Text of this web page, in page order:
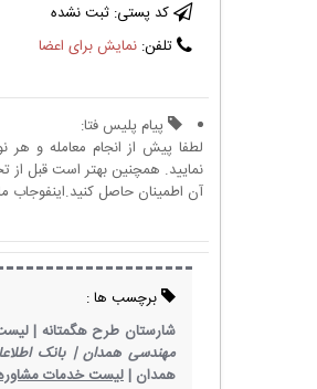
کد پستی: ثبت نشده
تلفن: نمایش برای اعضا
پیام پلیس فتا:
لطفا پیش از انجام معامله و
نمایید. همچنین بهتر است قبل از
آن اطمینان حاصل کنید.اینفوجاب
برچسب ها :
شارستان طرح هگمتانه |
مهندسی همدان | بانک
همدان |لیست خدمات